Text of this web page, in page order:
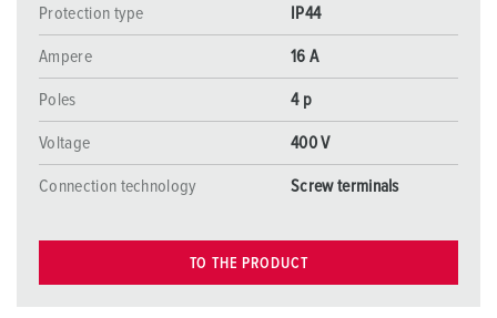
Protection type
IP44
Ampere 16 A
Poles 4 p
Voltage 400 V
Connection technology Screw terminals
TO THE PRODUCT